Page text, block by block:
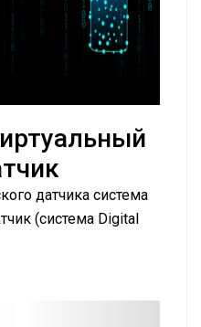
датчика система
(система Digital